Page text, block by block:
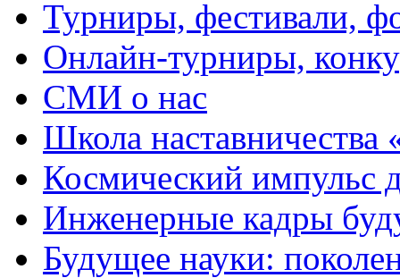
Турниры, фестивали,
Онлайн-турниры,
СМИ о нас
Школа
Космический импульс
Инженерные кадры
Будущее науки: